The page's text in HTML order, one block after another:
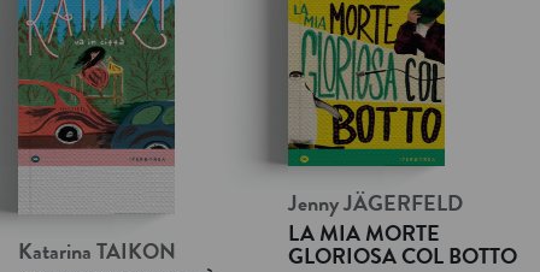
Katarina TAIKON
Jenny JÄGERFELD
LA MIA MORTE
GLORIOSA COL BOTTO